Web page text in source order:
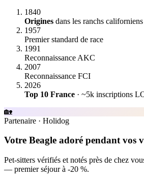
1840
Origines dans les ranchs californiens
1957
Premier standard de race
1991
Reconnaissance AKC
2007
Reconnaissance FCI
2026
Top 10 France · ~5k inscriptions
🏡
Partenaire · Holidog
Votre Beagle adoré pendant vos
Pet-sitters vérifiés et notés près de chez
— premier séjour à -20 %.